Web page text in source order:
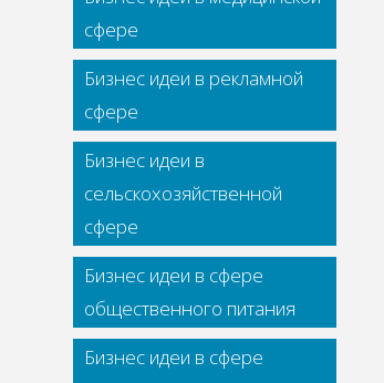
сфере
Бизнес идеи в рекламной
сфере
Бизнес идеи в
сельскохозяйственной
сфере
Бизнес идеи в сфере
общественного питания
Бизнес идеи в сфере